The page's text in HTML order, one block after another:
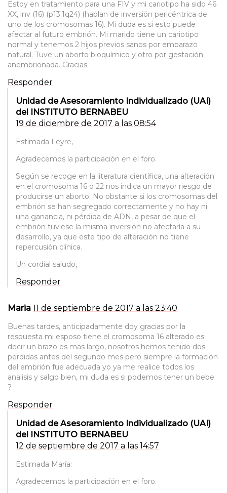
Estoy en tratamiento para una FIV y mi cariotipo ha sido 46
XX, inv (16) (p13.1q24) (hablan de inversión pericéntrica de
uno de los cromosomas 16). Mi duda es si esto puede
afectar al futuro embrión. Mi marido tiene un cariotipo
normal y tenemos 2 hijos previos sanos por embarazo
natural. Tuve un aborto bioquímico y otro por gestación
anembrionada. Gracias
Responder
Unidad de Asesoramiento Individualizado (UAI)
del INSTITUTO BERNABEU
19 de diciembre de 2017 a las 08:54
Estimada Leyre,
Agradecemos la participación en el foro.
Según se recoge en la literatura científica, una alteración
en el cromosoma 16 o 22 nos indica un mayor riesgo de
producirse un aborto. No obstante si los cromosomas del
embrión se han segregado correctamente y no hay ni
una ganancia, ni pérdida de ADN, a pesar de que el
embrión tuviese la misma inversión no afectaría a su
desarrollo, ya que este tipo de alteración no tiene
repercusión clínica.
Un cordial saludo,
Responder
Maria 11 de septiembre de 2017 a las 23:40
Buenas tardes, anticipadamente doy gracias por la
respuesta mi esposo tiene el cromosoma 16 alterado es
decir un brazo es mas largo, nosotros hemos tenido dos
perdidas antes del segundo mes pero siempre la formación
del embrión fue adecuada yo ya me realice todos los
analisis y salgo bien, mi duda es si podemos tener un bebe
?
Responder
Unidad de Asesoramiento Individualizado (UAI)
del INSTITUTO BERNABEU
12 de septiembre de 2017 a las 14:57
Estimada María:
Agradecemos la participación en el foro.